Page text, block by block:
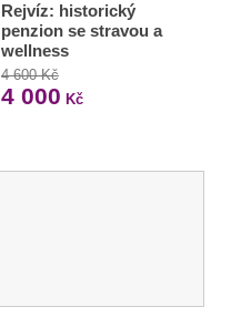
Rejvíz: historický
penzion se stravou a
wellness
4 600 Kč
4 000 Kč